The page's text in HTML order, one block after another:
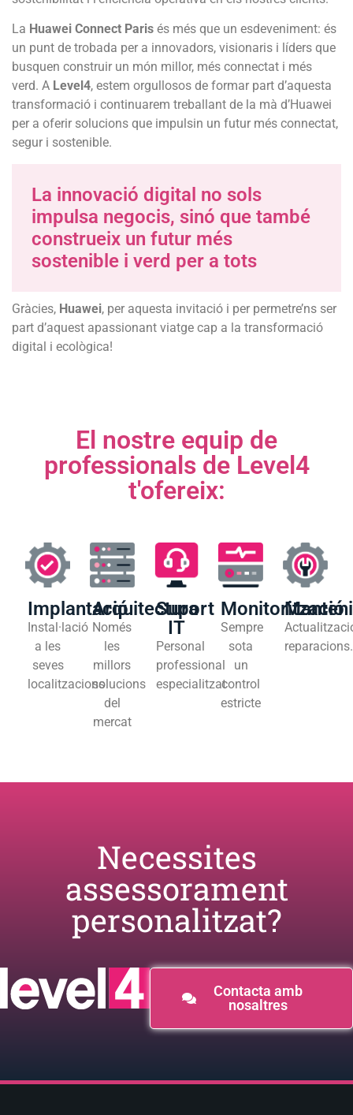
La Huawei Connect Paris és més que un esdeveniment: és
un punt de trobada per a innovadors, visionaris i líders que
busquen construir un món millor, més connectat i més
verd. A Level4, estem orgullosos de formar part d’aquesta
transformació i continuarem treballant de la mà d’Huawei
per a oferir solucions que impulsin un futur més connectat,
segur i sostenible.
La innovació digital no sols
impulsa negocis, sinó que també
construeix un futur més
sostenible i verd per a tots
Gràcies, Huawei, per aquesta invitació i per permetre’ns ser
part d’aquest apassionant viatge cap a la transformació
digital i ecològica!
El nostre equip de
professionals de Level4
t'ofereix:
Implantació
Instal·lació
a les
seves
localitzacions
Arquitectura
Només
les
millors
solucions
del
mercat
Suport
IT
Personal
professional
especialitzat
Monitorització
Sempre
sota
un
control
estricte
Necessites
assessorament
personalitzat?
Contacta amb
nosaltres